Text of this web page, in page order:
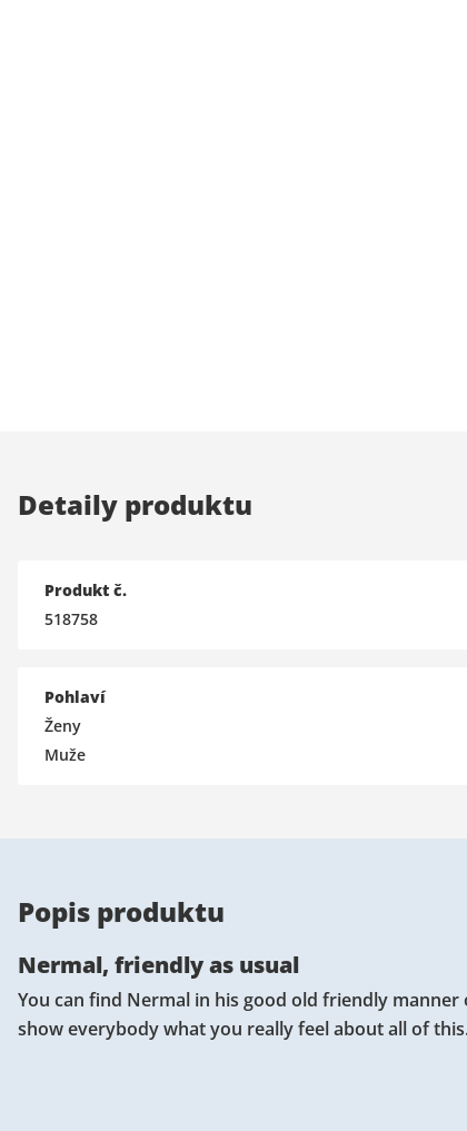
Detaily produktu
Produkt č.
518758
Pohlaví
Ženy
Muže
Popis produktu
Nermal, friendly as usual
You can find Nermal in his good old friendly
show everybody what you really feel about all of